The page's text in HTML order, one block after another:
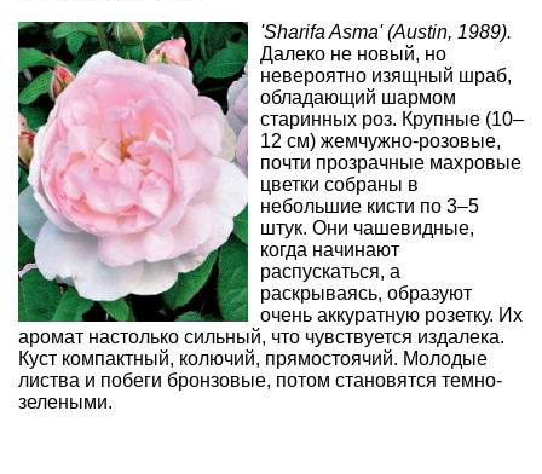
'Sharifa Asma' (Austin, 1989).
Далеко не новый, но
невероятно изящный шраб,
обладающий шармом
старинных роз. Крупные (10–
12 см) жемчужно-розовые,
почти прозрачные махровые
цветки собраны в
небольшие кисти по 3–5
штук. Они чашевидные,
когда начинают
распускаться, а
раскрываясь, образуют
очень аккуратную розетку. Их
аромат настолько сильный, что чувствуется издалека.
Куст компактный, колючий, прямостоячий. Молодые
листва и побеги бронзовые, потом становятся темно-
зелеными.